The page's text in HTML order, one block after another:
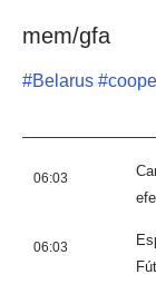
mem/gfa
#Belarus #
06:03
06:03